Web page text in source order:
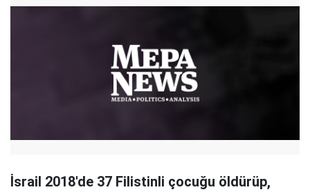
İsrail 2018'de 37 Filistinli çocuğu öldürüp,